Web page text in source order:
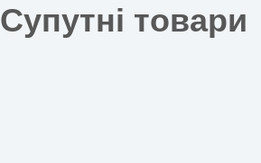
Супутні товари